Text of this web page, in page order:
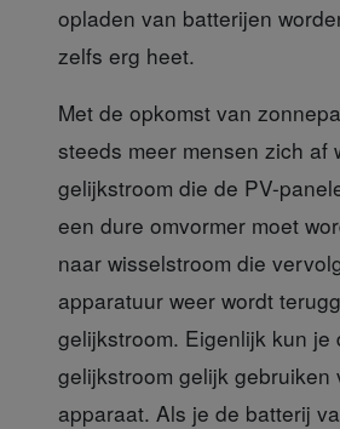
opladen van batterijen
zelfs erg heet.
Met de opkomst van
steeds meer mensen zich af
gelijkstroom die de PV-
een dure omvormer moet
naar wisselstroom die
apparatuur weer wordt
gelijkstroom. Eigenlijk kun je
gelijkstroom gelijk gebruiken
apparaat. Als je de batterij